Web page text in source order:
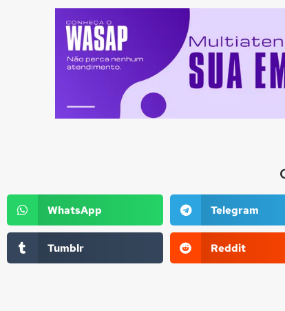
WhatsApp Telegram
Tumblr Reddit